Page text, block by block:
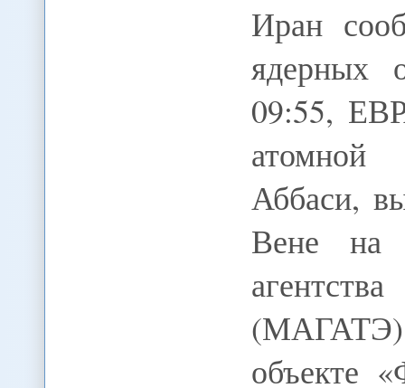
Иран
ядерных
09:55,
атомной
Аббаси,
Вене на
объекте